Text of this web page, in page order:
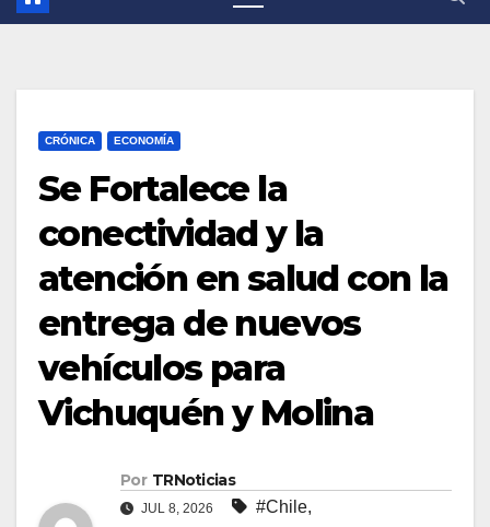
CRÓNICA ECONOMÍA
Se Fortalece la
conectividad y la
atención en salud con la
entrega de nuevos
vehículos para
Vichuquén y Molina
Por TRNoticias
JUL 8, 2026 #Chile,